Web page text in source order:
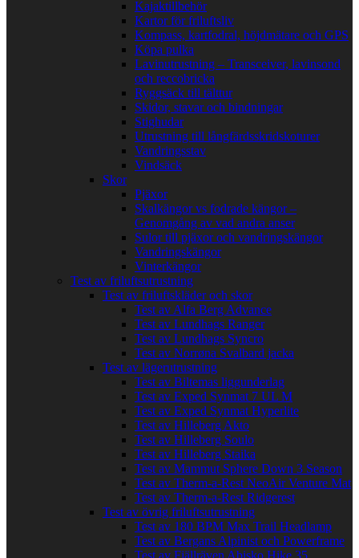
Kajaktillbehör
Kartor för friluftsliv
Kompass, kartfodral, höjdmätare och GPS
Köpa pulka
Lavinutrustning – Transceiver, lavinsond
och reccobricka
Ryggsäck till tälttur
Skidor, stavar och bindningar
Stighudar
Utrustning till långfärdsskridskoturer
Vandringsstav
Vindsäck
Skor
Pjäxor
Skalkängor vs fodrade kängor –
Genomgång av vad andra anser
Sulor till pjäxor och vandringskängor
Vandringskängor
Vinterkängor
Test av friluftsutrustning
Test av friluftskläder och skor
Test av Alfa Berg Advance
Test av Lundhags Ranger
Test av Lundhags Syncro
Test av Norrøna Svalbard jacka
Test av lägerutrustning
Test av Biltemas liggunderlag
Test av Exped Synmat 7 UL M
Test av Exped Synmat Hyperlite
Test av Hilleberg Akto
Test av Hilleberg Soulo
Test av Hilleberg Staika
Test av Mammut Sphere Down 3 Season
Test av Therm-a-Rest NeoAir Venture Mat
Test av Therm-a-Rest Ridgerest
Test av övrig friluftsutrustning
Test av 180 BPM Max Trail Headlamp
Test av Bergans Alpinist och Powerframe
Test av Fjällräven Abisko Hike 35